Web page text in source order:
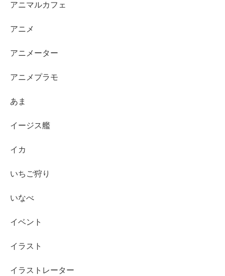
アニマルカフェ
アニメ
アニメーター
アニメプラモ
あま
イージス艦
イカ
いちご狩り
いなべ
イベント
イラスト
イラストレーター